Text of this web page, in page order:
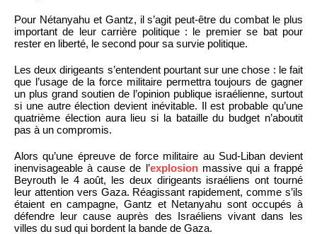
Pour Nétanyahu et Gantz, il s’agit peut-être du combat le plus
important de leur carrière politique : le premier se bat pour
rester en liberté, le second pour sa survie politique.
Les deux dirigeants s’entendent pourtant sur une chose : le fait
que l’usage de la force militaire permettra toujours de gagner
un plus grand soutien de l’opinion publique israélienne, surtout
si une autre élection devient inévitable. Il est probable qu’une
quatrième élection aura lieu si la bataille du budget n’aboutit
pas à un compromis.
Alors qu’une épreuve de force militaire au Sud-Liban devient
inenvisageable à cause de l’explosionmassive qui a frappé
Beyrouth le 4 août, les deux dirigeants israéliens ont tourné
leur attention vers Gaza. Réagissant rapidement, comme s’ils
étaient en campagne, Gantz et Netanyahu sont occupés à
défendre leur cause auprès des Israéliens vivant dans les
villes du sud qui bordent la bande de Gaza.